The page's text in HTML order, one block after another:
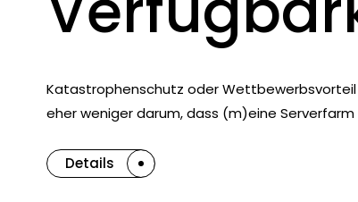
Katastrophenschutz oder
eher weniger darum, dass (m)eine
Details